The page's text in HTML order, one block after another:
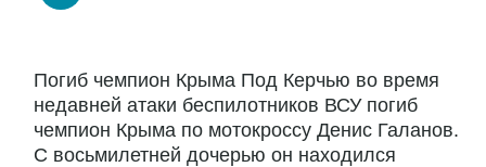
Погиб чемпион Крыма Под Керчью во время
недавней атаки беспилотников ВСУ погиб
чемпион Крыма по мотокроссу Денис Галанов.
С восьмилетней дочерью он находился